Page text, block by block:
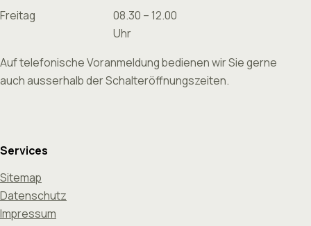
Freitag
08.30 – 12.00
Uhr
Auf telefonische Voranmeldung bedienen wir Sie gerne
auch ausserhalb der Schalteröffnungszeiten.
Services
Sitemap
Datenschutz
Impressum